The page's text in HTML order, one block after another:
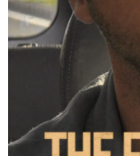
Özcan Alper
Kıvanç Tatlıtuğ